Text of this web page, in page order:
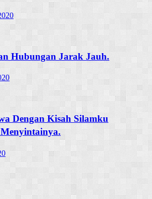
Hubungan Jarak Jauh.
Dengan Kisah Silamku